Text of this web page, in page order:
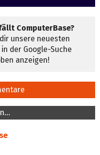
ComputerBase?
unsere neuesten
der Google-Suche
anzeigen!